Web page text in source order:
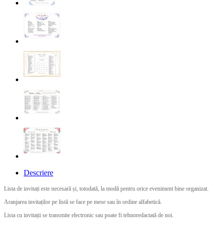
Descriere
Lista de invitați este necesară și, totodată, la modă pentru orice eveniment bine organizat.
Aranjarea invitaților pe listă se face pe mese sau în ordine alfabetică.
Lista cu invitații se transmite electronic sau poate fi tehnoredactată de noi.